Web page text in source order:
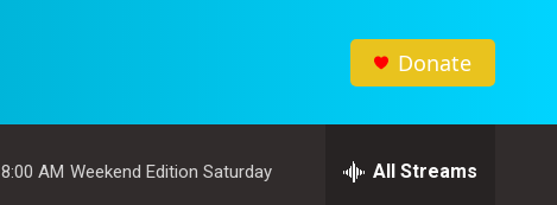
Donate
8:00 AM Weekend Edition Saturday All Streams